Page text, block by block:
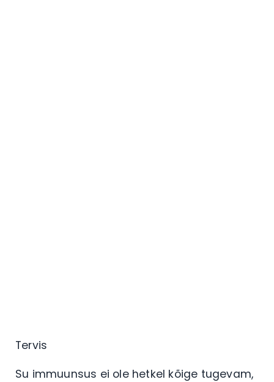
Tervis
Su immuunsus ei ole hetkel kõige tugevam,